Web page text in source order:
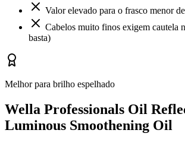
Valor elevado para o frasco menor
Cabelos muito finos exigem cautela
basta)
Melhor para brilho espelhado
Wella Professionals Oil
Luminous Smoothening Oil